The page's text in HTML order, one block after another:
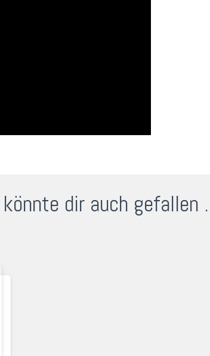
könnte dir auch gefallen